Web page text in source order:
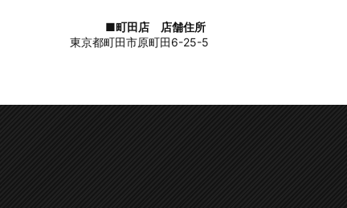
■町田店 店舗住所
東京都町田市原町田6-25-5